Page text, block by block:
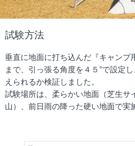
試験方法
垂直に地面に打ち込んだ『キャンプ
まで、引っ張る角度を４５°で設定
えられるか検証しました。
試験場所は、柔らかい地面（芝生サ
山）、前日雨の降った硬い地面で実